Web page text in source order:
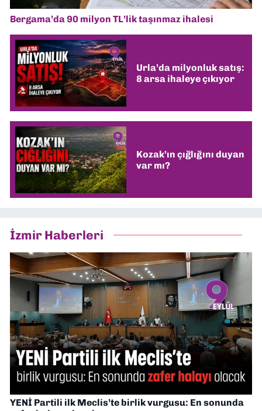
Bergama’da 90 milyon TL’lik taşınmaz ihalesi
Urla’da milyonluk satış:
8 arsa ihaleye çıkıyor
Kozak’ın çığlığını duyan
var mı?
İzmir Haberleri
YENİ Partili ilk Meclis’te birlik vurgusu: En sonunda